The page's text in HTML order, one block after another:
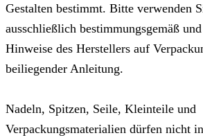
Gestalten bestimmt. Bitte verwenden
ausschließlich bestimmungsgemäß
Hinweise des Herstellers auf
beiliegender Anleitung.
Nadeln, Spitzen, Seile, Kleinteile und
Verpackungsmaterialien dürfen nicht